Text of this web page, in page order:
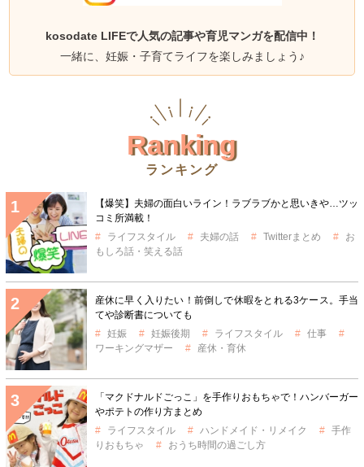
kosodate LIFEで人気の記事や育児マンガを配信中！
一緒に、妊娠・子育てライフを楽しみましょう♪
Ranking
ランキング
【爆笑】夫婦の面白いライン！ラブラブかと思いきや…ツッ
コミ所満載！
ライフスタイル
夫婦の話 Twitterまとめ
お
もしろ話・笑える話
産休に早く入りたい！前倒しで休暇をとれる3ケース。手当
てや診断書についても
妊娠
妊娠後期 ライフスタイル
仕事
ワーキングマザー
産休・育休
「マクドナルドごっこ」を手作りおもちゃで！ハンバーガー
やポテトの作り方まとめ
ライフスタイル
ハンドメイド・リメイク
手作
りおもちゃ
おうち時間の過ごし方